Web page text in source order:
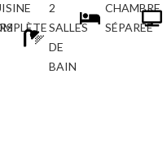
2
SALLES
DE
BAIN
CHAMBRE
SÉPARÉE
aux